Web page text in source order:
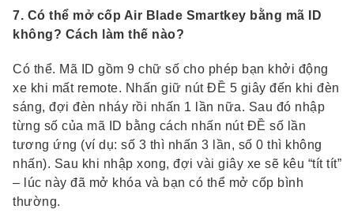
7. Có thể mở cốp Air Blade Smartkey bằng mã ID
không? Cách làm thế nào?
Có thể. Mã ID gồm 9 chữ số cho phép bạn khởi động
xe khi mất remote. Nhấn giữ nút ĐỀ 5 giây đến khi đèn
sáng, đợi đèn nháy rồi nhấn 1 lần nữa. Sau đó nhập
từng số của mã ID bằng cách nhấn nút ĐỀ số lần
tương ứng (ví dụ: số 3 thì nhấn 3 lần, số 0 thì không
nhấn). Sau khi nhập xong, đợi vài giây xe sẽ kêu “tít tít”
– lúc này đã mở khóa và bạn có thể mở cốp bình
thường.